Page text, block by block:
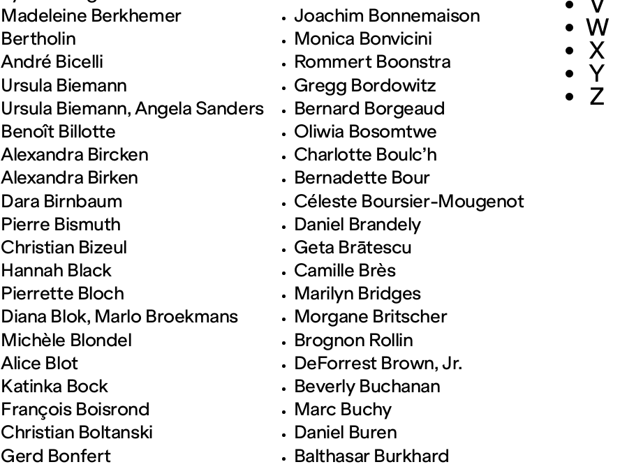
Madeleine Berkhemer
Bertholin
André Bicelli
Ursula Biemann
Ursula Biemann, Angela Sanders
Benoît Billotte
Alexandra Bircken
Alexandra Birken
Dara Birnbaum
Pierre Bismuth
Christian Bizeul
Hannah Black
Pierrette Bloch
Diana Blok, Marlo Broekmans
Michèle Blondel
Alice Blot
Katinka Bock
François Boisrond
Christian Boltanski
Gerd Bonfert
Joachim Bonnemaison
Monica Bonvicini
Rommert Boonstra
Gregg Bordowitz
Bernard Borgeaud
Oliwia Bosomtwe
Charlotte Boulc’h
Bernadette Bour
Céleste Boursier-Mougenot
Daniel Brandely
Geta Brātescu
Camille Brès
Marilyn Bridges
Morgane Britscher
Brognon Rollin
DeForrest Brown, Jr.
Beverly Buchanan
Marc Buchy
Daniel Buren
Balthasar Burkhard
W
X
Y
Z